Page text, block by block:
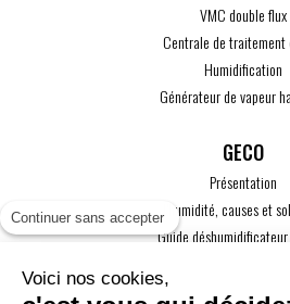
Continuer sans accepter
Voici nos cookies,
VMC double flux
Centrale de traitement
Humidification
Générateur de vapeur
GECO
Présentation
L'humidité, causes et
Guide
Guide VMC